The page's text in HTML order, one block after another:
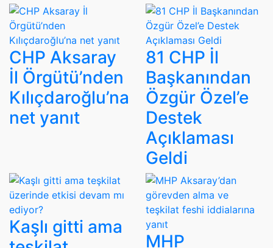
CHP Aksaray
İl Örgütü’nden
Kılıçdaroğlu’na
net yanıt
81 CHP İl
Başkanından
Özgür Özel’e
Destek
Açıklaması
Geldi
Kaşlı gitti ama
MHP